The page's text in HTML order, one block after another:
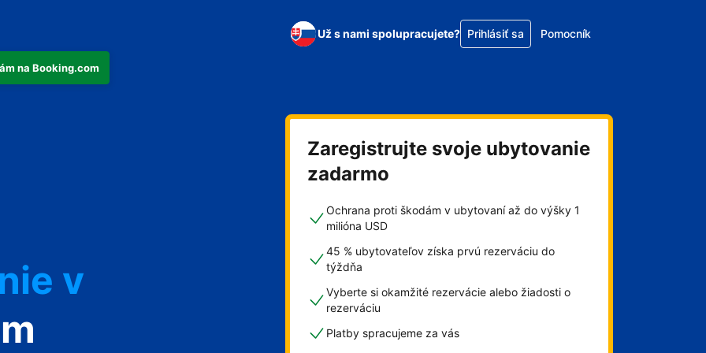
na Booking.com
Už s nami spolupracujete? Prihlásiť sa Pomocník
v
Zaregistrujte svoje ubytovanie
zadarmo
Ochrana proti škodám v ubytovaní až do výšky 1
milióna USD
45 % ubytovateľov získa prvú rezerváciu do
týždňa
Vyberte si okamžité rezervácie alebo žiadosti o
rezerváciu
Platby spracujeme za vás